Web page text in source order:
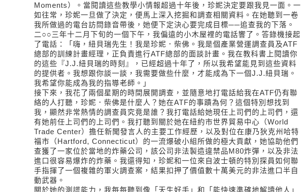
Moments）。當閱讀這些教學小情報超過十年後，珍妮決定要跟我見一面。一
如往常，珍妮一旦做了決定，便馬上深入挖掘和調查相關資料。在她聽到一卷
我所做過的電台訪問錄音帶後，她便下定決心要完成目標──追查我的下落。
二○○三年十二月下旬的一個下午，我偏遠的小木屋裡的電話響了。答錄機接起
了電話：「嗨，紐貝瑞先生！我是珍妮．柴佛。我是個產業營運調查員及ATF
總部的訓練計畫經理，正負責進行ATF總部的面談計畫。我在教科書上閱讀你
的這些『J.J.紐貝瑞的時刻』，已經超過十年了，所以我希望能見到這些資料
的提供者。我想跟你談一談，我需要做些什麼，才能成為下一個J.J.紐貝瑞。
我希望你能成為我的指導老師。」
接下來，我花了兩個星期的時間展開調查，並隨意地打電話給我在ATF仍有聯
絡的人打聽，珍妮．柴佛是什麼人？她在ATF的事蹟為何？這個特別想找到
我，顯然非常熱情的調查員究竟是誰？我打電話給她現任上司們的上司們，還
有她前任上司們的上司們。我打聽到關於她在紐約市世界貿易中心（World
Trade Center）擔任新聞發言人的主要工作經歷，以及對位在康乃狄克州哈特
福市（Hartford, Connecticut）的一流爆破小組所做的極大貢獻，她協助他們
查獲了一家位於當地的炸藥公司，該公司非法製造違禁品M80炸彈，以及非法
進口很容易爆炸的炸藥。我還得知，珍妮和一位來自波士頓的特別探員如何聯
手指揮了一個複雜的軍火調查案，結果扣押了價值數十萬美元的非法進口半自
動武器。
關於她的測謊能力，我每每聽到像「天生好手」和「能快速準確地解讀他人」